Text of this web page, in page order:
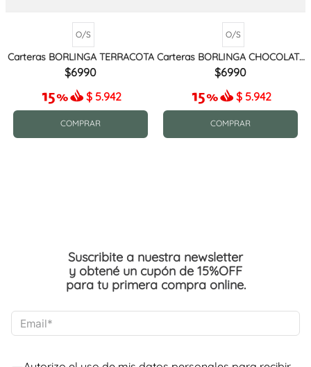
O/S
Carteras BORLINGA TERRACOTA
6990
$ 5.942
COMPRAR
O/S
Carteras BORLINGA CHOCOLATE
MIX
6990
$ 5.942
COMPRAR
Suscribite a nuestra newsletter
y obtené un cupón de 15%OFF
para tu primera compra online.